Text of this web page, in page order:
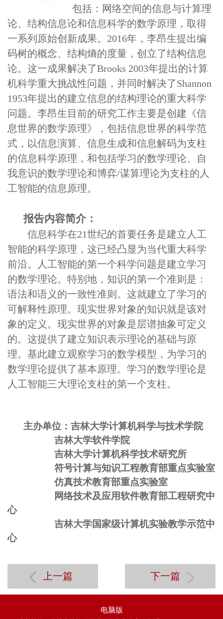
包括：网络空间的信息与计算理
论、结构信息论和信息科学的数学原理，取得
一系列原始创新成果。 2016年，李昂生提出编
码树的概念、结构熵的度量，创立了结构信息
论。这一成果解决了Brooks 2003年提出的计算
机科学重大挑战性问题，并同时解决了Shannon
1953年提出的建立信息的结构理论的重大科学
问题。李昂生目前的研究工作主要是创建《信
息世界的数学原理》，包括信息世界的科学范
式，以信息演算、信息生成和信息解码为支柱
的信息科学原理，和包括学习的数学理论、自
我意识的数学理论和博弈/谋算理论为支柱的人
工智能的信息原理。
报告内容简介：
信息科学在21世纪的首要任务是建立人工
智能的科学原理，这已经凸显为当代重大科学
前沿。人工智能的第一个科学问题是建立学习
的数学理论。特别地，知识的第一个准则是：
语法和语义的一致性准则。这就建立了学习的
可解释性原理。现实世界对象的知识就是该对
象的定义。现实世界的对象是层谱抽象可定义
的。这提供了建立知识表示理论的基础与原
理。基此建立观察学习的数学模型，为学习的
数学理论提供了基本原理。学习的数学理论是
人工智能三大理论支柱的第一个支柱。
主办单位：吉林大学计算机科学与技术学院
吉林大学软件学院
吉林大学计算机科学技术研究所
符号计算与知识工程教育部重点实验室
仿真技术教育部重点实验室
网络技术及应用软件教育部工程研究中
心
吉林大学国家级计算机实验教学示范中
心
上一篇 下一篇
电脑版